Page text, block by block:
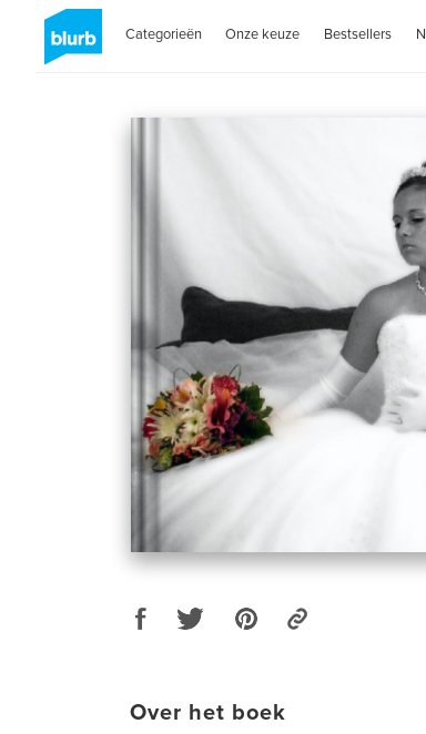
Categorieën Onze keuze Bestsellers
Over het boek